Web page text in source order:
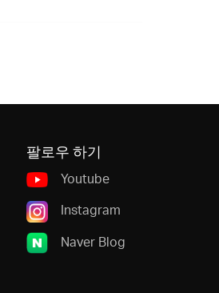
팔로우 하기
Youtube
Instagram
Naver Blog